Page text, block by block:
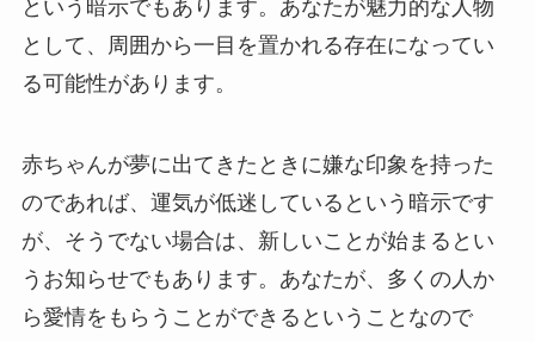
という暗示でもあります。あなたが魅力的な人物
として、周囲から一目を置かれる存在になってい
る可能性があります。
赤ちゃんが夢に出てきたときに嫌な印象を持った
のであれば、運気が低迷しているという暗示です
が、そうでない場合は、新しいことが始まるとい
うお知らせでもあります。あなたが、多くの人か
ら愛情をもらうことができるということなので